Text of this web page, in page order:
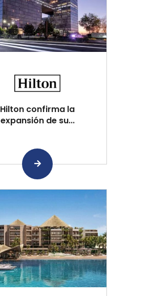
Hilton confirma la
expansión de su...